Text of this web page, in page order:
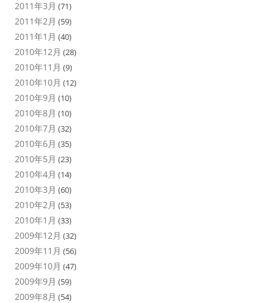
2011年3月 (71)
2011年2月 (59)
2011年1月 (40)
2010年12月 (28)
2010年11月 (9)
2010年10月 (12)
2010年9月 (10)
2010年8月 (10)
2010年7月 (32)
2010年6月 (35)
2010年5月 (23)
2010年4月 (14)
2010年3月 (60)
2010年2月 (53)
2010年1月 (33)
2009年12月 (32)
2009年11月 (56)
2009年10月 (47)
2009年9月 (59)
2009年8月 (54)